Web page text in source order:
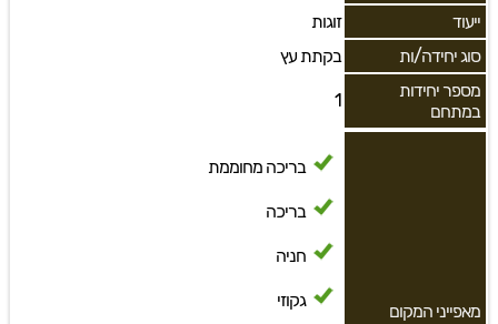
ייעוד
זוגות
סוג יחידה/ות
בקתת עץ
מספר יחידות
במתחם
1
מאפייני המקום
בריכה מחוממת
בריכה
חניה
גקוזי